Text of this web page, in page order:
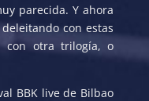
parecida. Y ahora
con estas
con otra trilogía, o
BBK live de Bilbao